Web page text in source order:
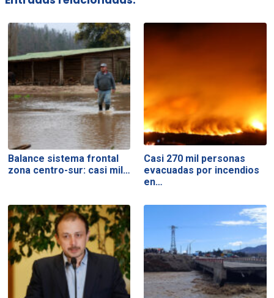
Balance sistema frontal
zona centro-sur: casi mil…
Casi 270 mil personas
evacuadas por incendios
en…